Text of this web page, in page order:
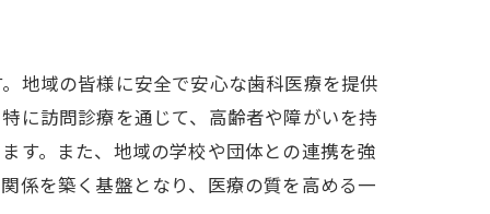
地域の皆様に安全で安心な歯科医療を提供
に訪問診療を通じて、高齢者や障がいを持
す。また、地域の学校や団体との連携を強
係を築く基盤となり、医療の質を高める一